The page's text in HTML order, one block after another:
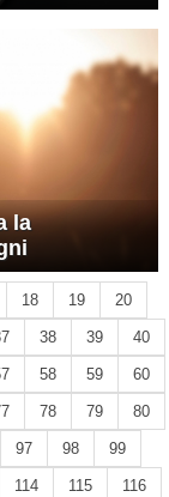
la
18 19 20
38 39 40
58 59 60
78 79 80
97 98 99
114 115 116